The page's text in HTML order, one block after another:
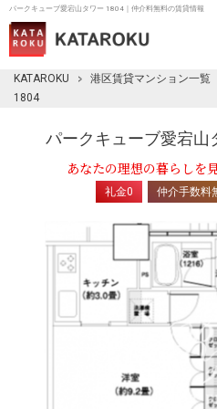
パークキューブ愛宕山タワー 1804｜仲介料無料の賃貸情報
KATAROKU 港区賃貸マンション一覧
1804
パークキューブ愛宕山
あなたの理想の暮らしを
礼金0 仲介手数料